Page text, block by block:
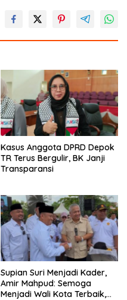
Kasus Anggota DPRD Depok
TR Terus Bergulir, BK Janji
Transparansi
Supian Suri Menjadi Kader,
Amir Mahpud: Semoga
Menjadi Wali Kota Terbaik,